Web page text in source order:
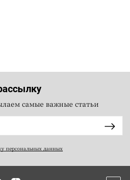
самые важные статьи
персональных данных